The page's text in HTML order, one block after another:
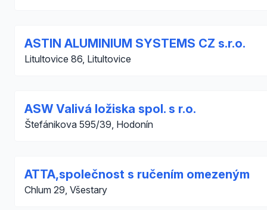
ASTIN ALUMINIUM SYSTEMS CZ s.r.o.
Litultovice 86, Litultovice
ASW Valivá ložiska spol. s r.o.
Štefánikova 595/39, Hodonín
ATTA,společnost s ručením omezeným
Chlum 29, Všestary